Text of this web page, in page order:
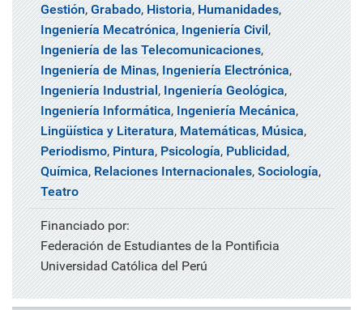
Gestión,Grabado,Historia,Humanidades,
Ingeniería Mecatrónica,Ingeniería Civil,
Ingeniería de las Telecomunicaciones,
Ingeniería de Minas,Ingeniería Electrónica,
Ingeniería Industrial,Ingeniería Geológica,
Ingeniería Informática,Ingeniería Mecánica,
Lingüística y Literatura,Matemáticas,Música,
Periodismo,Pintura,Psicología,Publicidad,
Química,Relaciones Internacionales,Sociología,
Teatro
Financiado por:
Federación de Estudiantes de la Pontificia
Universidad Católica del Perú